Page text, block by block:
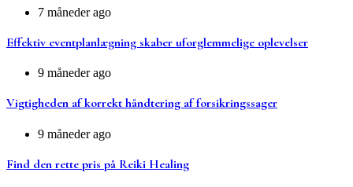
7 måneder ago
Effektiv eventplanlægning skaber uforglemmelige oplevelser
9 måneder ago
Vigtigheden af korrekt håndtering af forsikringssager
9 måneder ago
Find den rette pris på Reiki Healing